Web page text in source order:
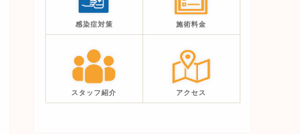
感染症対策 施術料金
スタッフ紹介 アクセス